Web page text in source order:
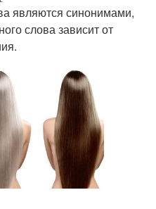
являются синонимами,
слова зависит от